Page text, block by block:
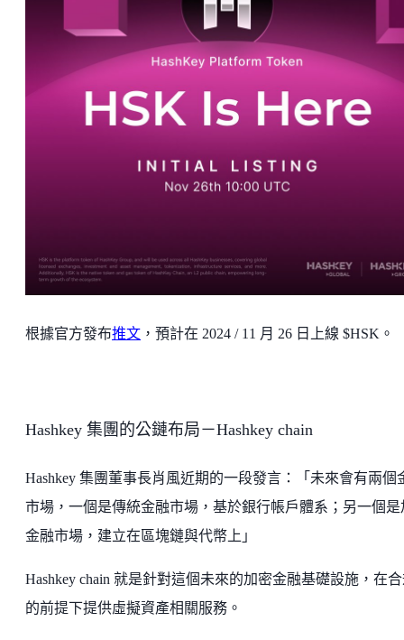
根據官方發布推文 ，預計在 2024 / 11 月 26 日上線 $HSK。
Hashkey 集團的公鏈布局－Hashkey chain
Hashkey 集團董事長肖風近期的一段發言：「未來會有兩個
市場，一個是傳統金融市場，基於銀行帳戶體系；另一個是
金融市場，建立在區塊鏈與代幣上」
Hashkey chain 就是針對這個未來的加密金融基礎設施，在
的前提下提供虛擬資產相關服務。